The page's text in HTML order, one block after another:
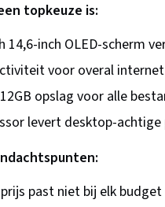
topkeuze is:
14,6-inch OLED-scherm
voor overal
opslag voor alle
levert desktop-
past niet bij elk budget